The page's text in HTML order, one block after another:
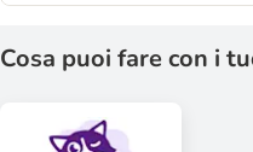
Cosa puoi fare con i